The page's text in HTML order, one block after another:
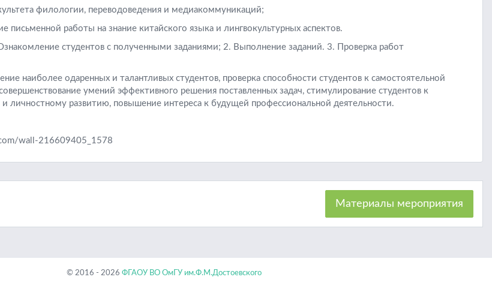
филологии, переводоведения и медиакоммуникаций;
письменной работы на знание китайского языка и лингвокультурных аспектов.
студентов с полученными заданиями; 2. Выполнение заданий. 3. Проверка работ
наиболее одаренных и талантливых студентов, проверка способности студентов к самостоятельной
умений эффективного решения поставленных задач, стимулирование студентов к
личностному развитию, повышение интереса к будущей профессиональной деятельности.
wall-216609405_1578
Материалы мероприятия
© 2016 - 2026 ФГАОУ ВО ОмГУ им.Ф.М.Достоевского